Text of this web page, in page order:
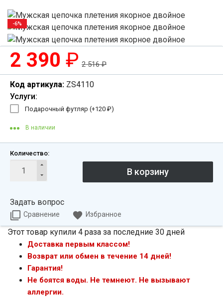
-6%
2 390 ₽ 2 516₽
Код артикула: ZS4110
Услуги:
Подарочный футляр (+120 ₽)
В наличии
Количество:
Задать вопрос
Сравнение Избранное
Этот товар купили 4 раза за последние 30 дней
Доставка первым классом!
Возврат или обмен в течение 14 дней!
Гарантия!
Не боятся воды. Не темнеют. Не вызывают
аллергии.